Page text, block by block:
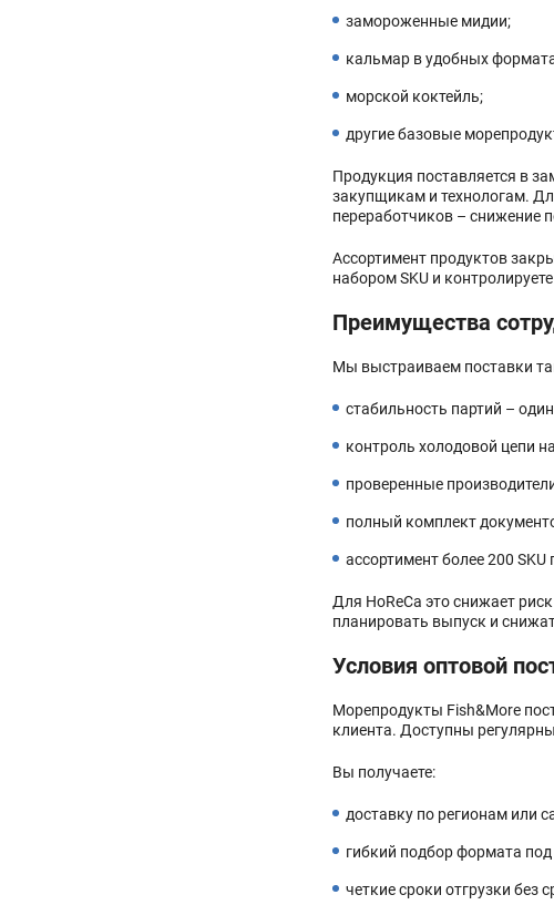
замороженные мидии;
кальмар в удобных
морской коктейль;
другие базовые
Продукция поставляется в
закупщикам и технологам.
переработчиков – снижение
Ассортимент продуктов
набором SKU и
Преимущества
Мы выстраиваем поставки
стабильность партий –
контроль холодовой цепи
проверенные
полный комплект
ассортимент более 200
Для HoReCa это снижает
планировать выпуск и
Условия оптовой
Морепродукты Fish&More
клиента. Доступны
Вы получаете:
доставку по регионам или
гибкий подбор формата под
четкие сроки отгрузки без